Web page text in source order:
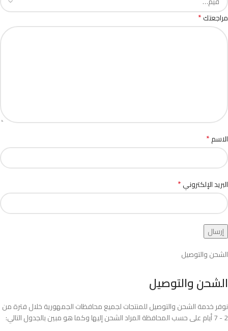
مراجعتك*
الاسم*
البريد الإلكتروني*
الشحن والتوصيل
الشحن والتوصيل
نوفر خدمة الشحن والتوصيل للمنتجات لجميع محافظات الجمهورية خلال فترة من
2 - 7 أيام على حسب المحافظة المراد الشحن إليها وكما هو مبين بالجدول التالي: